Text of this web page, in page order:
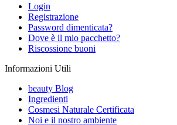
Login
Registrazione
Password dimenticata?
Dove è il mio pacchetto?
Riscossione buoni
Informazioni Utili
beauty Blog
Ingredienti
Cosmesi Naturale Certificata
Noi e il nostro ambiente